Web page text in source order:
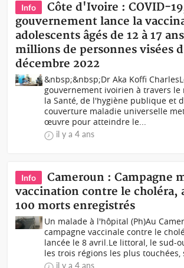
Info
Côte d'Ivoire : COVID-
gouvernement lance la
adolescents âgés de 12 à 17
millions de personnes visées
décembre 2022
&nbsp;&nbsp;Dr Aka Koffi
gouvernement ivoirien à travers
la Santé, de l'hygiène publique et
couverture maladie universelle
œuvre pour atteindre le...
il y a 4 ans
Info
Cameroun : Campagne
vaccination contre le choléra,
100 morts enregistrés
Un malade à l'hôpital (Ph)Au
campagne vaccinale contre le
lancée le 8 avril.Le littoral, le sud-
les trois régions les plus touchées,
il y a 4 ans